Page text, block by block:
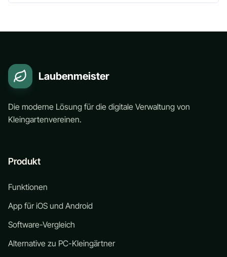
Laubenmeister
Die moderne Lösung für die digitale Verwaltung von
Kleingartenvereinen.
Produkt
Funktionen
App für iOS und Android
Software-Vergleich
Alternative zu PC-Kleingärtner